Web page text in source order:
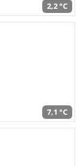
2,2 °C
7,1 °C